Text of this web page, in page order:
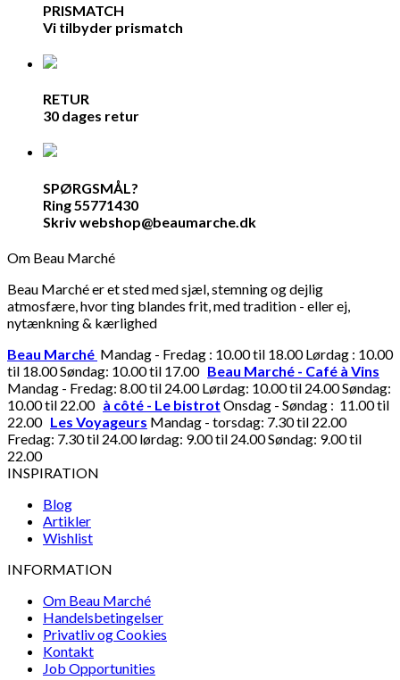
PRISMATCH
Vi tilbyder prismatch
RETUR
30 dages retur
SPØRGSMÅL?
Ring 55771430
Skriv webshop@beaumarche.dk
Om Beau Marché
Beau Marché er et sted med sjæl, stemning og dejlig
atmosfære, hvor ting blandes frit, med tradition - eller ej,
nytænkning & kærlighed
Beau Marché Mandag - Fredag : 10.00 til 18.00 Lørdag : 10.00
til 18.00 Søndag: 10.00 til 17.00 Beau Marché - Café à Vins
Mandag - Fredag: 8.00 til 24.00 Lørdag: 10.00 til 24.00 Søndag:
10.00 til 22.00 à côté - Le bistrot Onsdag - Søndag : 11.00 til
22.00 Les Voyageurs Mandag - torsdag: 7.30 til 22.00
Fredag: 7.30 til 24.00 lørdag: 9.00 til 24.00 Søndag: 9.00 til
22.00
INSPIRATION
Blog
Artikler
Wishlist
INFORMATION
Om Beau Marché
Handelsbetingelser
Privatliv og Cookies
Kontakt
Job Opportunities